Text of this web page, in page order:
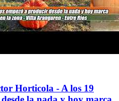
Horticola - A los 19